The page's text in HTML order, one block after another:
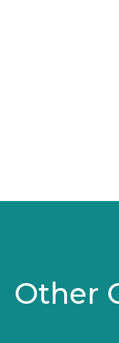
Other